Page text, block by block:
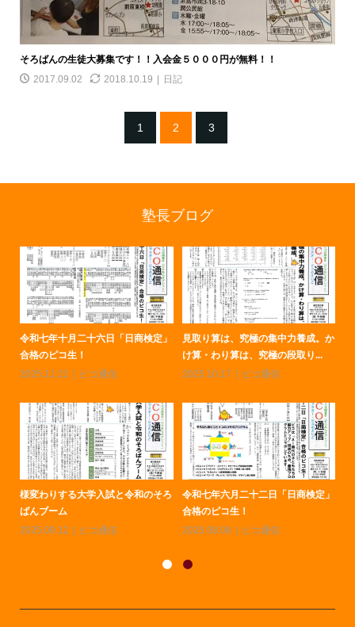
そろばんの生徒大募集です！！入会金５０００円が無料！！
2017.09.02
2018.10.19 日記
1 2 3
塾長ブログ
極の集中力養成。か
、究極の段取り...
ピコ通信
十二日「日商検定」
ピコ通信
令和八年二月「日商珠算検定」合格
2026.03.13
ピコ通信
大学入試のはじめの
んです！
2026.02.13
令和のそろばんブーム、人気が再
燃。中学受験への期待も！
2026.01.16
ピコ通信
令和七年十月二十六
2025.12.19